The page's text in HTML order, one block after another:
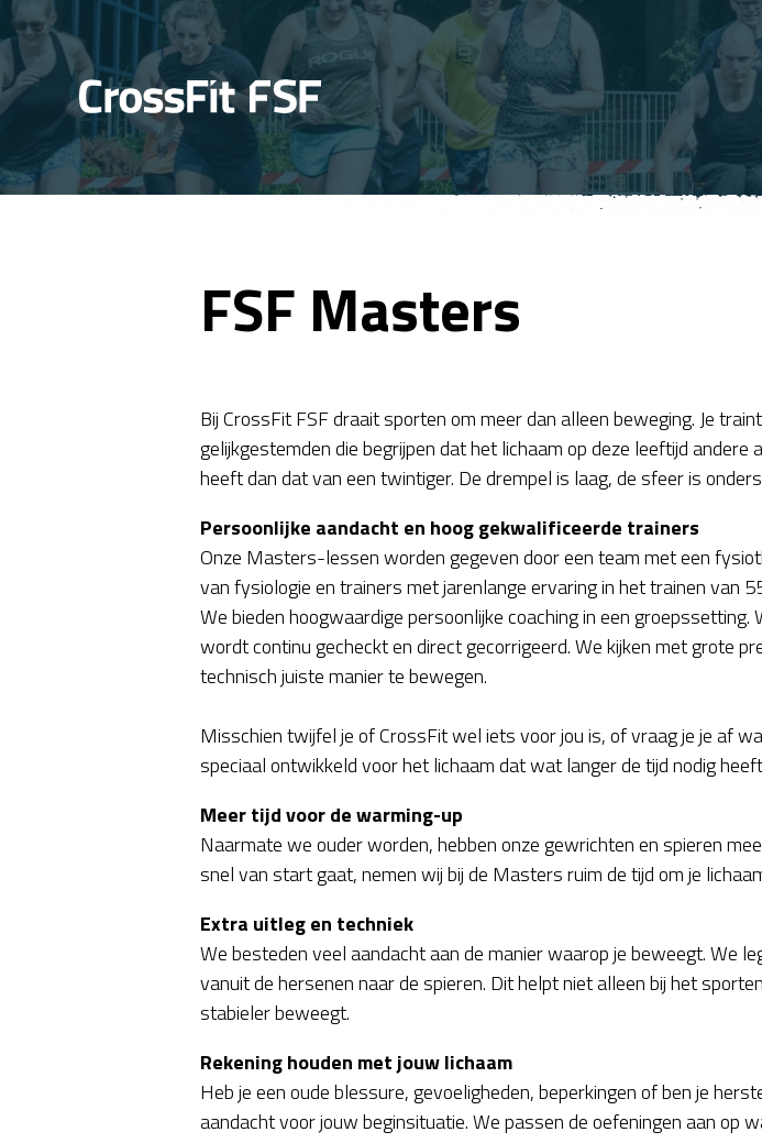
FSF Masters
Bij CrossFit FSF draait sporten om meer dan alleen beweging. Je
gelijkgestemden die begrijpen dat het lichaam op deze leeftijd andere
heeft dan dat van een twintiger. De drempel is laag, de sfeer is
Persoonlijke aandacht en hoog gekwalificeerde trainers
Onze Masters-lessen worden gegeven door een team met een
van fysiologie en trainers met jarenlange ervaring in het trainen van
We bieden hoogwaardige persoonlijke coaching in een
wordt continu gecheckt en direct gecorrigeerd. We kijken met grote
technisch juiste manier te bewegen.
Misschien twijfel je of CrossFit wel iets voor jou is, of vraag je je af
speciaal ontwikkeld voor het lichaam dat wat langer de tijd nodig
Meer tijd voor de warming-up
Naarmate we ouder worden, hebben onze gewrichten en spieren
snel van start gaat, nemen wij bij de Masters ruim de tijd om je
Extra uitleg en techniek
We besteden veel aandacht aan de manier waarop je beweegt. We
vanuit de hersenen naar de spieren. Dit helpt niet alleen bij het
stabieler beweegt.
Rekening houden met jouw lichaam
Heb je een oude blessure, gevoeligheden, beperkingen of ben je
aandacht voor jouw beginsituatie. We passen de oefeningen aan op